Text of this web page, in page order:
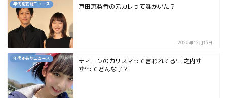
年代別芸能ニュース 戸田恵梨香の元カレって誰がいた？
2020年12月13日
年代別芸能ニュース
ティーンのカリスマって言われてる‘山之内す
ず’ってどんな子？